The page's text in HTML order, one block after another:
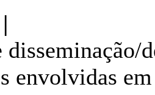
disseminação/
envolvidas